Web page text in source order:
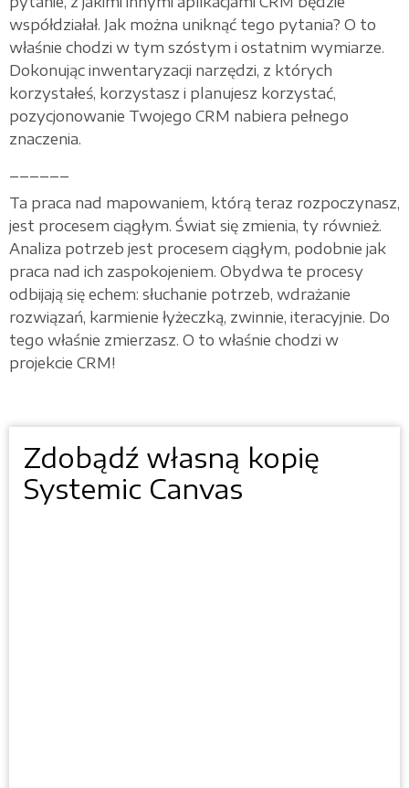
współdziałał. Jak można uniknąć tego pytania? O to
właśnie chodzi w tym szóstym i ostatnim wymiarze.
Dokonując inwentaryzacji narzędzi, z których
korzystałeś, korzystasz i planujesz korzystać,
pozycjonowanie Twojego CRM nabiera pełnego
znaczenia.
Ta praca nad mapowaniem, którą teraz rozpoczynasz,
jest procesem ciągłym. Świat się zmienia, ty również.
Analiza potrzeb jest procesem ciągłym, podobnie jak
praca nad ich zaspokojeniem. Obydwa te procesy
odbijają się echem: słuchanie potrzeb, wdrażanie
rozwiązań, karmienie łyżeczką, zwinnie, iteracyjnie. Do
tego właśnie zmierzasz. O to właśnie chodzi w
projekcie CRM!
Zdobądź własną kopię
Systemic Canvas